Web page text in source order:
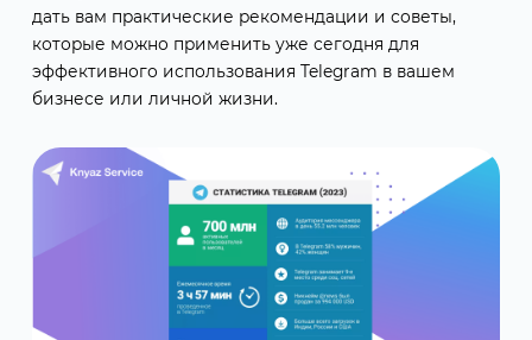
дать вам практические рекомендации и советы,
которые можно применить уже сегодня для
эффективного использования Telegram в вашем
бизнесе или личной жизни.